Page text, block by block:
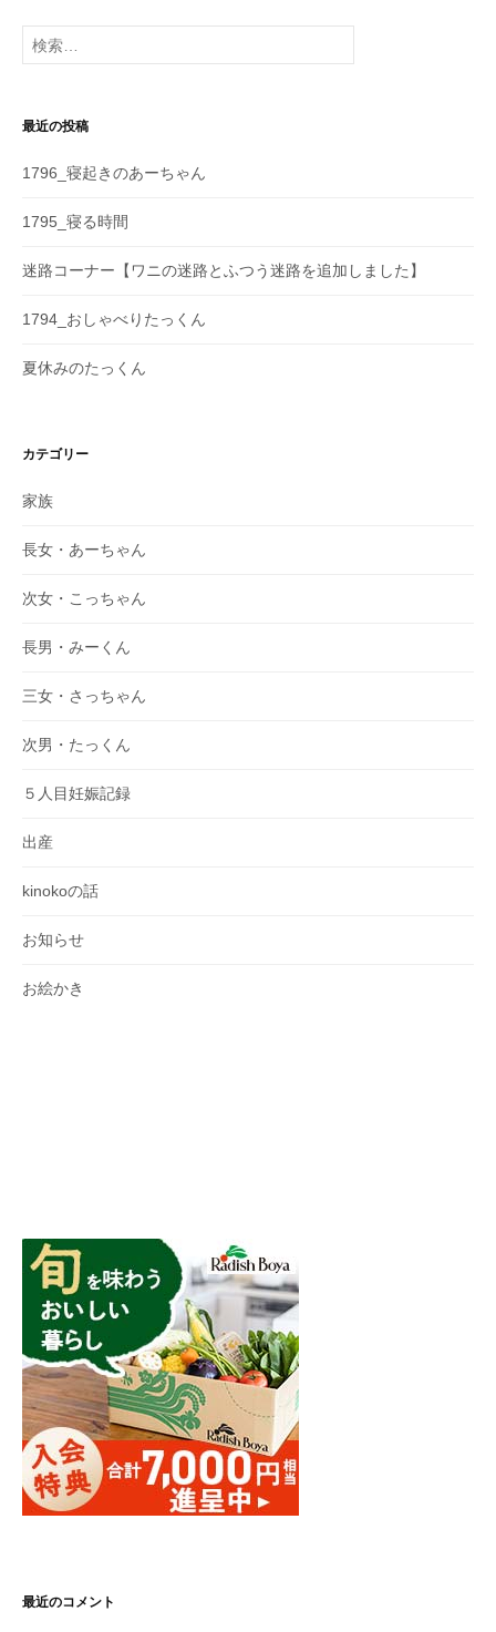
検
索
最近の投稿
1796_寝起きのあーちゃん
1795_寝る時間
迷路コーナー【ワニの迷路とふつう迷路を追加しました】
1794_おしゃべりたっくん
夏休みのたっくん
カテゴリー
家族
長女・あーちゃん
次女・こっちゃん
長男・みーくん
三女・さっちゃん
次男・たっくん
５人目妊娠記録
出産
kinokoの話
お知らせ
お絵かき
最近のコメント